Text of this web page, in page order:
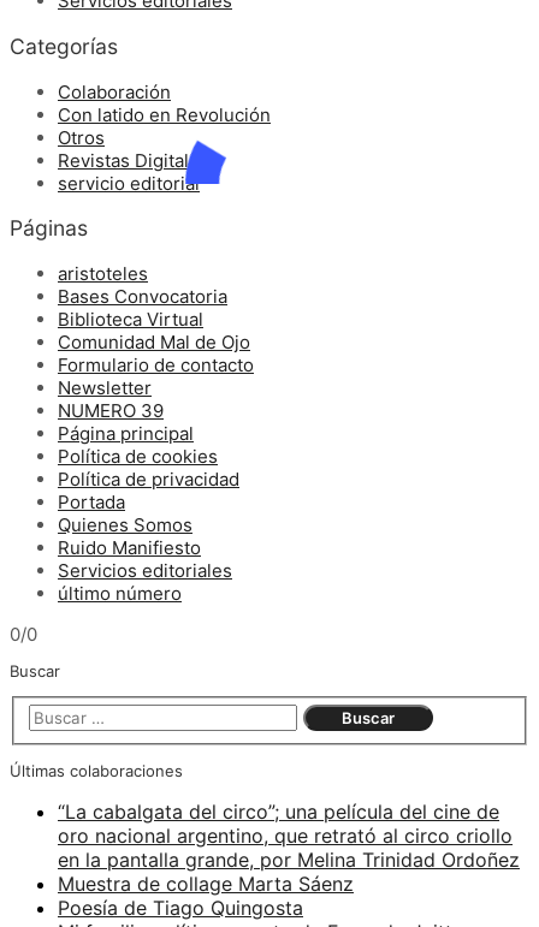
Categorías
Colaboración
Con latido en Revolución
Otros
Revistas Digitales
servicio editorial
Páginas
aristoteles
Bases Convocatoria
Biblioteca Virtual
Comunidad Mal de Ojo
Formulario de contacto
Newsletter
NUMERO 39
Página principal
Política de cookies
Política de privacidad
Portada
Quienes Somos
Ruido Manifiesto
Servicios editoriales
último número
0/0
Buscar
Últimas colaboraciones
“La cabalgata del circo”; una película del cine de
oro nacional argentino, que retrató al circo criollo
en la pantalla grande, por Melina Trinidad Ordoñez
Muestra de collage Marta Sáenz
Poesía de Tiago Quingosta